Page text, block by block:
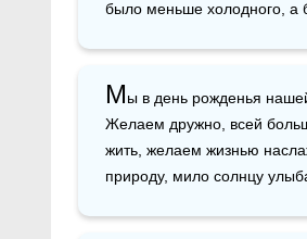
было меньше холодного, а
Мы в день рожденья
Желаем дружно, всей
жить, желаем жизнью
природу, мило солнцу